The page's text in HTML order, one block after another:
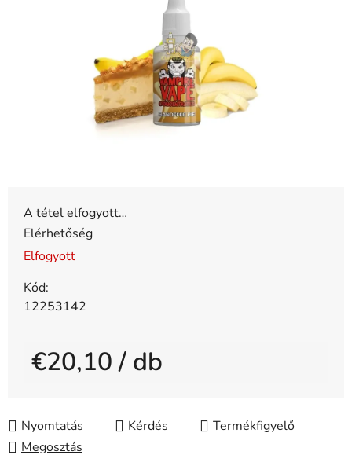
A tétel elfogyott…
Elérhetőség
Elfogyott
Kód:
12253142
€20,10/ db
Nyomtatás
Kérdés
Megosztás